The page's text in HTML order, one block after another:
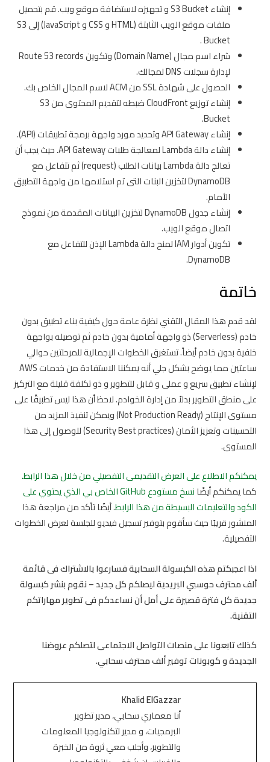
إنشاء S3 Bucket و تجهيزه لاستضافة موقع ويب. قم بتحميل
ملفات موقع الويب الثابتة (HTML و CSS و JavaScript) إلى S3
Bucket .
شراء اسم مجال (Domain Name) وتكوين Route 53 records
لإدارة سجلات DNS لمجالك.
الحصول على شهادة SSL من ACM لاسم المجال الخاص بك.
إنشاء توزيع CloudFront ضبطه لتقديم المحتوى من S3
Bucket.
إنشاء API Gateway وتحديد مورد واجهة برمجة تطبيقات (API).
إنشاء دالة Lambda لمعالجة طلبات API Gateway. حيث يجب أن
تعالج دالة Lambda بيانات الطلب (request) ثم تتفاعل مع
DynamoDB لتخزين البنات التى تم استلامها من واجهة التطبيق
الأمام.
إنشاء جدول DynamoDB لتخزين البيانات المقدمة من نموذج
اتصال موقع الويب.
تكوين أدوار IAM لمنح دالة Lambda الإذن للتفاعل مع
DynamoDB.
خاتمة
لقد قدم هذا المقال التقني نظرة عامة حول كيفية بناء تطبيق بدون
خادم (Serverless) ذو واجهة أمامية بدون خادم ثم توصيله بواجهة
خلفية بدون خادم أيضاً. تستغرق الخطوات الإجمالية للمرحلتين حوالي
ساعتين مما يوضح بشكل جلي أنه يمكننا الاستفادة من خدمات AWS
لإنشاء تطبيق سريع و عملى و قابل للتطوير و ذو تكلفة قليلة مع التركيز
على منطق التطوير بدلاً من إدارة الخوادم. لاحظ أن هذا ليس تطبيقًا على
مستوى الإنتاج (Not Production Ready) ويمكن تنفيذ المزيد من
التحسينات وتعزيز الأمان (Security Best practices) للوصول إلى هذا
المستوى.
يمكنكم الاطلاع على العرض التقديمى التفصيلي من خلال هذا الرابط.
كما يمكنكم أيضًا
نسخ مستودع GitHub الخاص بي الذي يحتوي على
الكود والتعليمات البسيطة من هذا الرابط. أيضًا تأكد من مراجعة هذا
المنشور قريبًا حيث سأقوم بتوفير تسجيل فيديو للجلسة لعرض الخطوات
التفصيلية.
اذا اعجبكتم هذه الكبسولة السحابية فسارعوا بالاشتراك فى قائمة
ألف محترف حوسبي البريدية ليصلكم كل جديد – نقوم بنشر كبسولة
جديدة كل فترة قصيرة على أمل أن نساعدكم فى تطوير مهاراتكم
التقنية.
كذلك تابعونا على منصات التواصل الاجتماعى لتصلكم عروضنا
الجديدة و كوبونات توفير ألف محترف سحابي.
Khalid ElGazzar
أنا معماري سحابي، مدير تطوير
البرمجيات، و مدير لتكنولوجيا المعلومات
والتطوير، وأجلب معي ثروة من الخبرة